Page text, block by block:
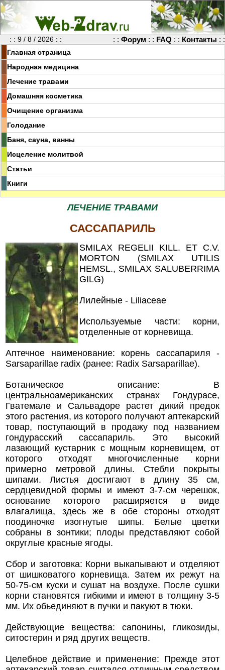
: : 9 / 8 / 2026 : : : : Форум : : FAQ : : Контакты : :
Главная страница
Народная медицина
Лечение травами
Домашняя косметика
Очищение организма
Голодание
Баня, сауна, ванны
Исцеление молитвой
Статьи
Книги
ЛЕЧЕНИЕ ТРАВАМИ
САССАПАРИЛЬ
SMILAX REGELII KILL. ET С.V.
MORTON (SMILAX UTILIS
HEMSL., SMILAX SALUBERRIMA
GILG)
Лилейные - Liliaceae
Используемые части: корни,
отделенные от корневища.
Аптечное наименование: корень сассапариля -
Sarsaparillae radix (ранее: Radix Sarsaparillae).
Ботаническое описание: В
центральноамериканских странах Гондурасе,
Гватемале и Сальвадоре растет дикий предок
этого растения, из которого получают аптекарский
товар, поступающий в продажу под названием
гондурасский сассапариль. Это высокий
лазающий кустарник с мощным корневищем, от
которого отходят многочисленные корни
примерно метровой длины. Стебли покрыты
шипами. Листья достигают в длину 35 см,
сердцевидной формы и имеют 3-7-см черешок,
основание которого расширяется в виде
влагалища, здесь же в обе стороны отходят
поодиночке изогнутые шипы. Белые цветки
собраны в зонтики; плоды представляют собой
округлые красные ягоды.
Сбор и заготовка: Корни выкапывают и отделяют
от шишковатого корневища. Затем их режут на
50-75-см куски и сушат на воздухе. После сушки
корни становятся гибкими и имеют в толщину 3-5
мм. Их обьединяют в пучки и пакуют в тюки.
Действующие вещества: сапонины, гликозиды,
ситостерин и ряд других веществ.
Целебное действие и применение: Прежде этот